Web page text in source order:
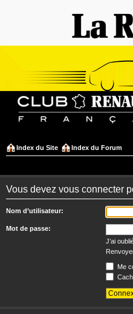
Index du Site Index du Forum
Vous devez vous connecter
Nom d’utilisateur:
Mot de passe:
J’ai
Me